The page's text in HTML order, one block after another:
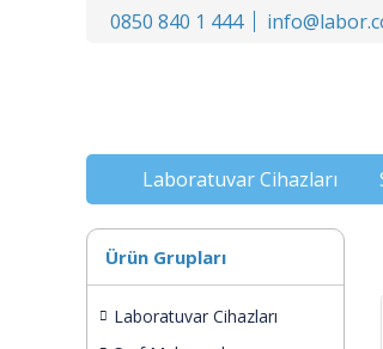
0850 840 1 444
Laboratuvar Cihazları
Ürün Grupları
Laboratuvar Cihazları